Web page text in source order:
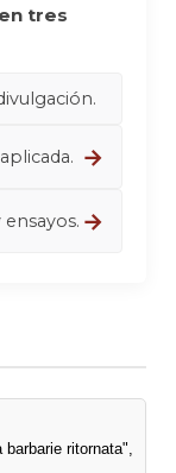
tres
→
→
barbarie ritornata",